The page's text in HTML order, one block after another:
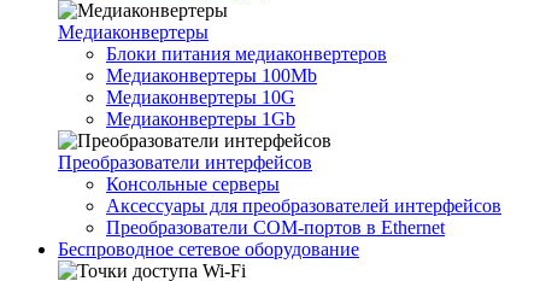
Медиаконвертеры
Блоки питания медиаконвертеров
Медиаконвертеры 100Mb
Медиаконвертеры 10G
Медиаконвертеры 1Gb
Преобразователи интерфейсов
Консольные серверы
Аксессуары для преобразователей интерфейсов
Преобразователи COM-портов в Ethernet
Беспроводное сетевое оборудование